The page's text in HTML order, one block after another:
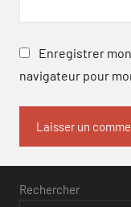
Enregistrer
navigateur pour
Rechercher